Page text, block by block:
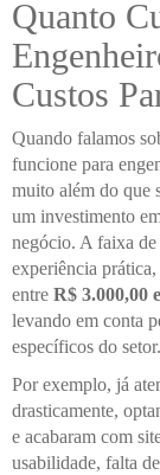
Quanto
Custos
Quando falamos
funcione para
muito além do que
um investimento
negócio. A faixa de
experiência
entre R$ 3.000,00
levando em conta
específicos do setor.
Por exemplo, já
drasticamente,
e acabaram com
usabilidade, falta